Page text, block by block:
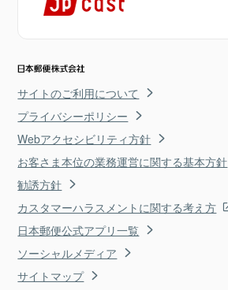
サイトのご利用について
プライバシーポリシー
Webアクセシビリティ方針
お客さま本位の業務運営に関する基本方針
勧誘方針
カスタマーハラスメントに関する考え方
日本郵便公式アプリ一覧
ソーシャルメディア
サイトマップ